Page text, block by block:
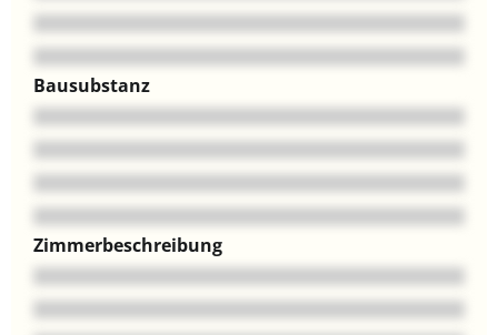
Bausubstanz
Zimmerbeschreibung